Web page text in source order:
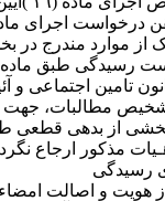
مطالبه را دارند، می بایست به شرح ذیل اقدام
(١٦) آیین نامه اقدام
واحدهای اجرایی تابعه
مطالبات، جهت
مذکور ارجاع
رسیدگی
و اصالت امضاء